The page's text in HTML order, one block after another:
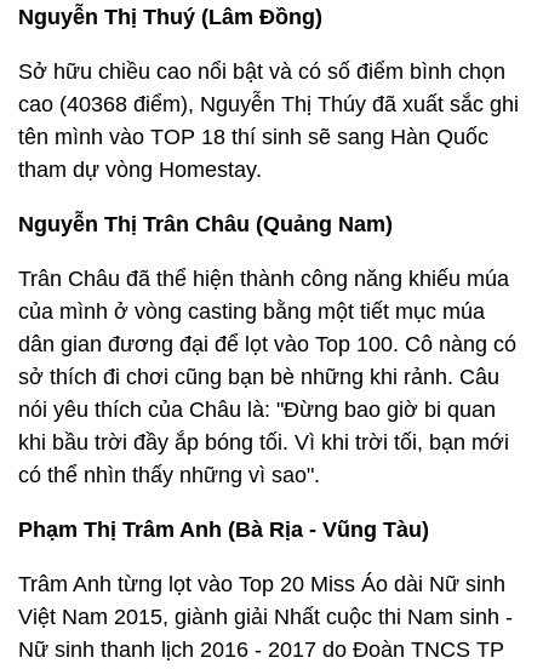
Nguyễn Thị Thuý (Lâm Đồng)
Sở hữu chiều cao nổi bật và có số điểm bình chọn
cao (40368 điểm), Nguyễn Thị Thúy đã xuất sắc ghi
tên mình vào TOP 18 thí sinh sẽ sang Hàn Quốc
tham dự vòng Homestay.
Nguyễn Thị Trân Châu (Quảng Nam)
Trân Châu đã thể hiện thành công năng khiếu múa
của mình ở vòng casting bằng một tiết mục múa
dân gian đương đại để lọt vào Top 100. Cô nàng có
sở thích đi chơi cũng bạn bè những khi rảnh. Câu
nói yêu thích của Châu là: "Đừng bao giờ bi quan
khi bầu trời đầy ắp bóng tối. Vì khi trời tối, bạn mới
có thể nhìn thấy những vì sao".
Phạm Thị Trâm Anh (Bà Rịa - Vũng Tàu)
Trâm Anh từng lọt vào Top 20 Miss Áo dài Nữ sinh
Việt Nam 2015, giành giải Nhất cuộc thi Nam sinh -
Nữ sinh thanh lịch 2016 - 2017 do Đoàn TNCS TP